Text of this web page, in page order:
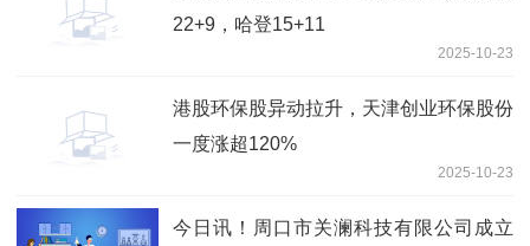
22+9，哈登15+11
2025-10-23
港股环保股异动拉升，天津创业环保股份
一度涨超120%
2025-10-23
今日讯！周口市关澜科技有限公司成立